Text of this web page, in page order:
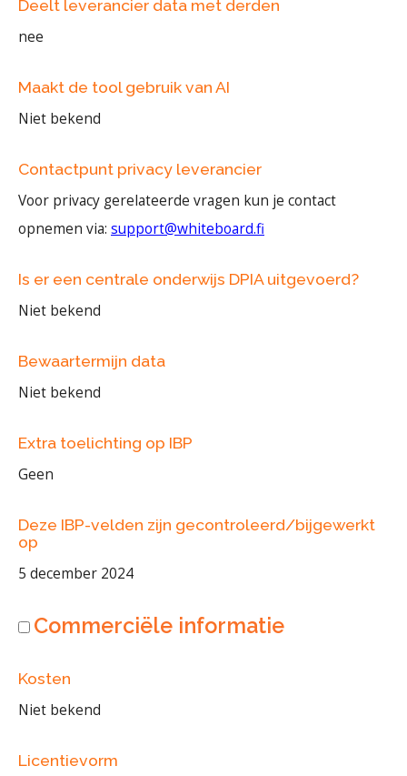
Deelt leverancier data met derden
nee
Maakt de tool gebruik van AI
Niet bekend
Contactpunt privacy leverancier
Voor privacy gerelateerde vragen kun je contact
opnemen via: support@whiteboard.fi
Is er een centrale onderwijs DPIA uitgevoerd?
Niet bekend
Bewaartermijn data
Niet bekend
Extra toelichting op IBP
Geen
Deze IBP-velden zijn gecontroleerd/bijgewerkt
op
5 december 2024
Commerciële informatie
Kosten
Niet bekend
Licentievorm